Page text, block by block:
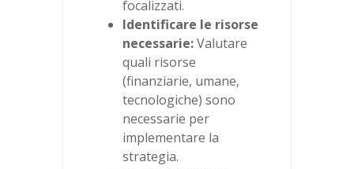
focalizzati.
Identificare le risorse
necessarie:Valutare
quali risorse
(finanziarie, umane,
tecnologiche) sono
necessarie per
implementare la
strategia.